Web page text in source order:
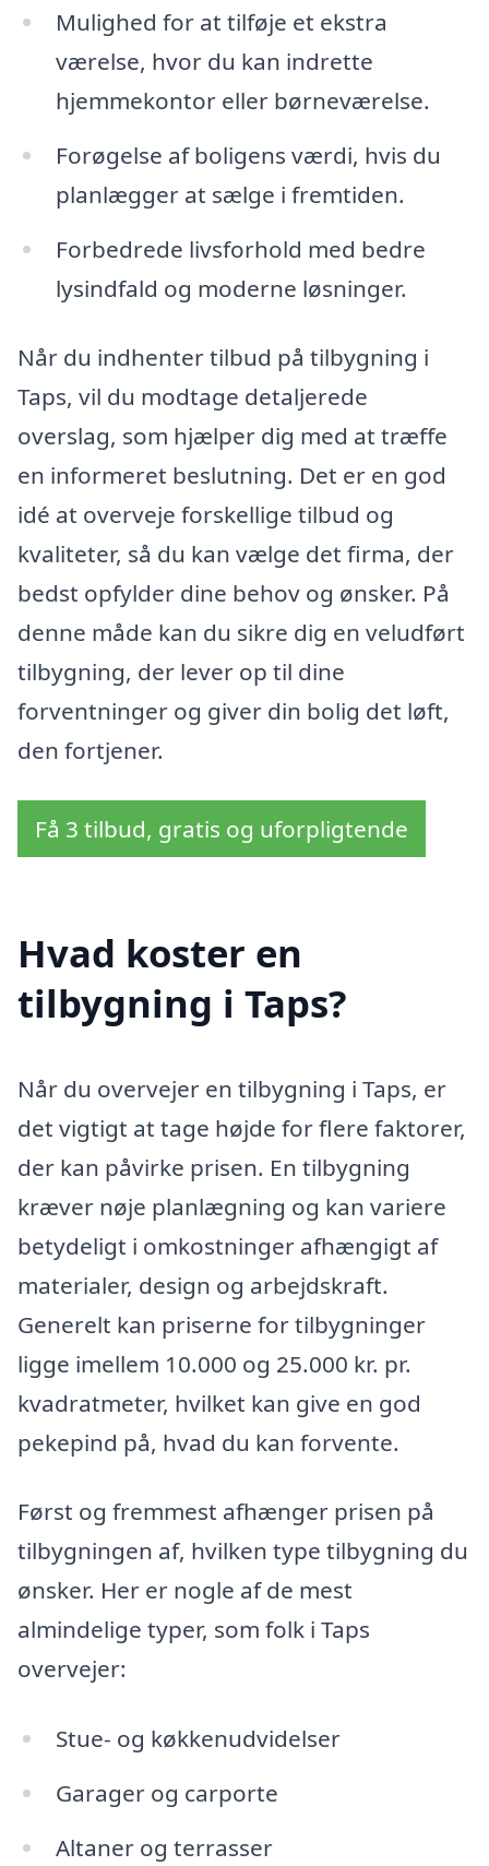
Mulighed for at tilføje et ekstra
værelse, hvor du kan indrette
hjemmekontor eller børneværelse.
Forøgelse af boligens værdi, hvis du
planlægger at sælge i fremtiden.
Forbedrede livsforhold med bedre
lysindfald og moderne løsninger.
Når du indhenter tilbud på tilbygning i
Taps, vil du modtage detaljerede
overslag, som hjælper dig med at træffe
en informeret beslutning. Det er en god
idé at overveje forskellige tilbud og
kvaliteter, så du kan vælge det firma, der
bedst opfylder dine behov og ønsker. På
denne måde kan du sikre dig en veludført
tilbygning, der lever op til dine
forventninger og giver din bolig det løft,
den fortjener.
Få 3 tilbud, gratis og uforpligtende
Hvad koster en
tilbygning i Taps?
Når du overvejer en tilbygning i Taps, er
det vigtigt at tage højde for flere faktorer,
der kan påvirke prisen. En tilbygning
kræver nøje planlægning og kan variere
betydeligt i omkostninger afhængigt af
materialer, design og arbejdskraft.
Generelt kan priserne for tilbygninger
ligge imellem 10.000 og 25.000 kr. pr.
kvadratmeter, hvilket kan give en god
pekepind på, hvad du kan forvente.
Først og fremmest afhænger prisen på
tilbygningen af, hvilken type tilbygning du
ønsker. Her er nogle af de mest
almindelige typer, som folk i Taps
overvejer:
Stue- og køkkenudvidelser
Gara­ger og carporte
Altaner og terrasser